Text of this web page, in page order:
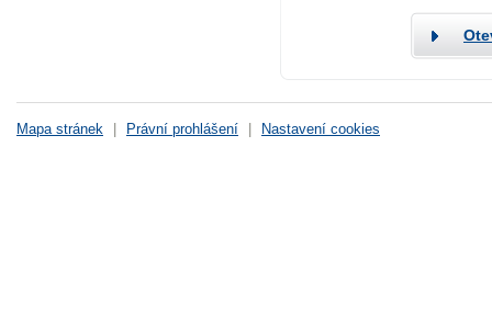
Mapa stránek | Právní prohlášení | Nastavení cookies